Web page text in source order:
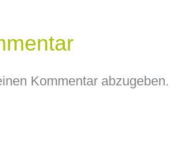
Kommentar abzugeben.